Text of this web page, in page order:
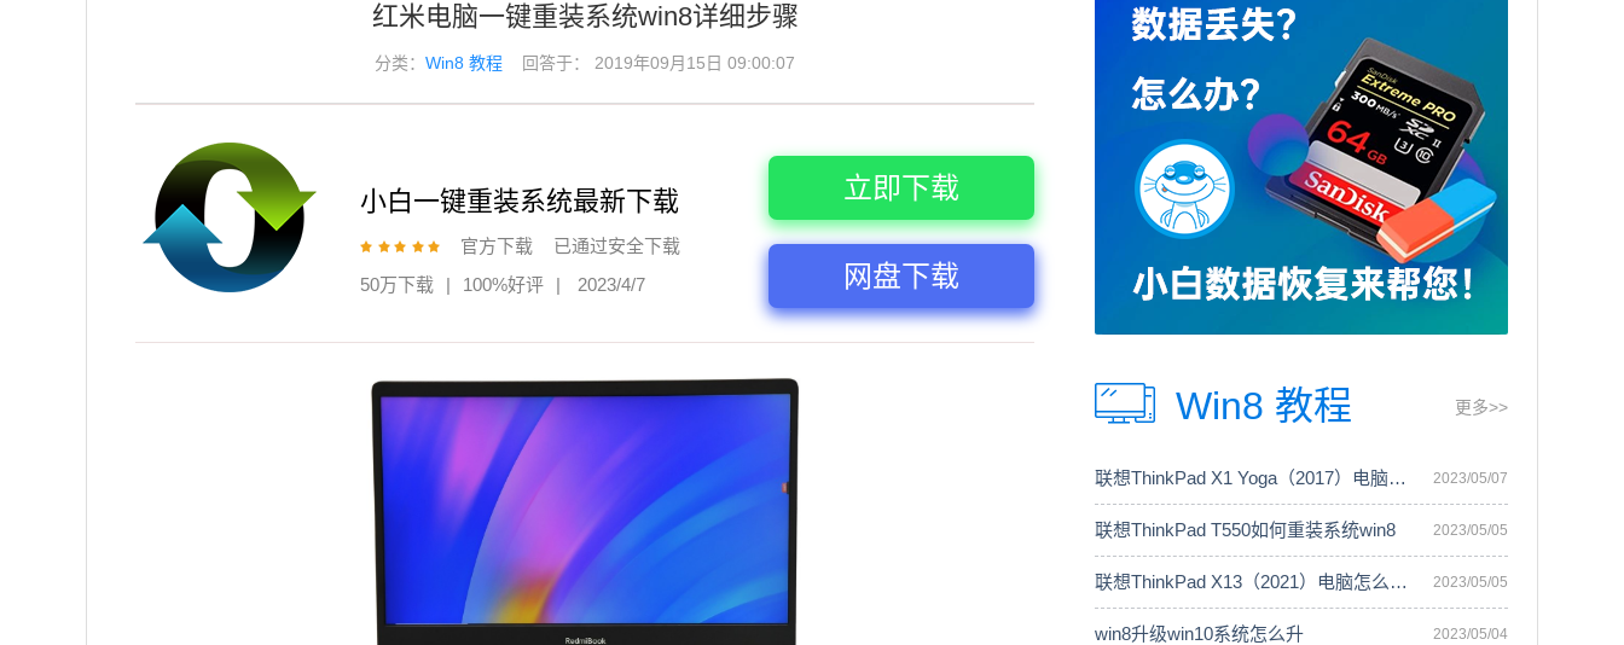
红米电脑一键重装系统win8详细步骤
分类：Win8 教程 回答于： 2019年09月15日 09:00:07
小白一键重装系统最新下载
官方下载
已通过安全下载
50万下载
| 100%好评 | 2023/4/7
立即下载
网盘下载
Win8 教程 更多>>
联想ThinkPad X1 Yoga（2017）电脑安装 2023/05/07
联想ThinkPad T550如何重装系统win8 2023/05/05
联想ThinkPad X13（2021）电脑怎么重装 2023/05/05
win8升级win10系统怎么升 2023/05/04